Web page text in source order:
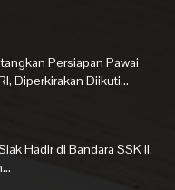
Persiapan Pawai
Diperkirakan Diikuti...
Hadir di Bandara SSK II,